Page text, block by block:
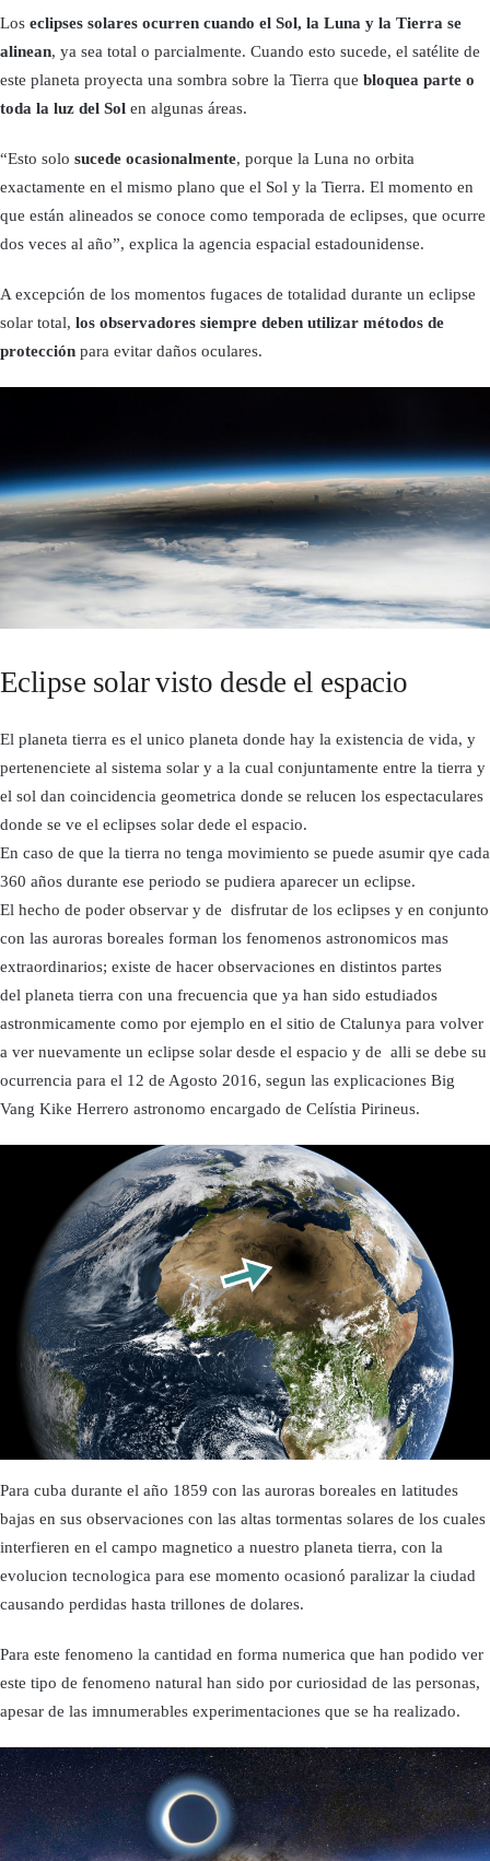
Los eclipses solares ocurren cuando el Sol, la Luna y la Tierra se
alinean, ya sea total o parcialmente. Cuando esto sucede, el satélite de
este planeta proyecta una sombra sobre la Tierra que bloquea parte o
toda la luz del Sol en algunas áreas.
“Esto solo sucede ocasionalmente, porque la Luna no orbita
exactamente en el mismo plano que el Sol y la Tierra. El momento en
que están alineados se conoce como temporada de eclipses, que ocurre
dos veces al año”, explica la agencia espacial estadounidense.
A excepción de los momentos fugaces de totalidad durante un eclipse
solar total, los observadores siempre deben utilizar métodos de
protección para evitar daños oculares.
Eclipse solar visto desde el espacio
El planeta tierra es el unico planeta donde hay la existencia de vida, y
pertenenciete al sistema solar y a la cual conjuntamente entre la tierra y
el sol dan coincidencia geometrica donde se relucen los espectaculares
donde se ve el eclipses solar dede el espacio.
En caso de que la tierra no tenga movimiento se puede asumir qye cada
360 años durante ese periodo se pudiera aparecer un eclipse.
El hecho de poder observar y de disfrutar de los eclipses y en conjunto
con las auroras boreales forman los fenomenos astronomicos mas
extraordinarios; existe de hacer observaciones en distintos partes
del planeta tierra con una frecuencia que ya han sido estudiados
astronmicamente como por ejemplo en el sitio de Ctalunya para volver
a ver nuevamente un eclipse solar desde el espacio y de alli se debe su
ocurrencia para el 12 de Agosto 2016, segun las explicaciones Big
Vang Kike Herrero astronomo encargado de Celístia Pirineus.
Para cuba durante el año 1859 con las auroras boreales en latitudes
bajas en sus observaciones con las altas tormentas solares de los cuales
interfieren en el campo magnetico a nuestro planeta tierra, con la
evolucion tecnologica para ese momento ocasionó paralizar la ciudad
causando perdidas hasta trillones de dolares.
Para este fenomeno la cantidad en forma numerica que han podido ver
este tipo de fenomeno natural han sido por curiosidad de las personas,
apesar de las imnumerables experimentaciones que se ha realizado.